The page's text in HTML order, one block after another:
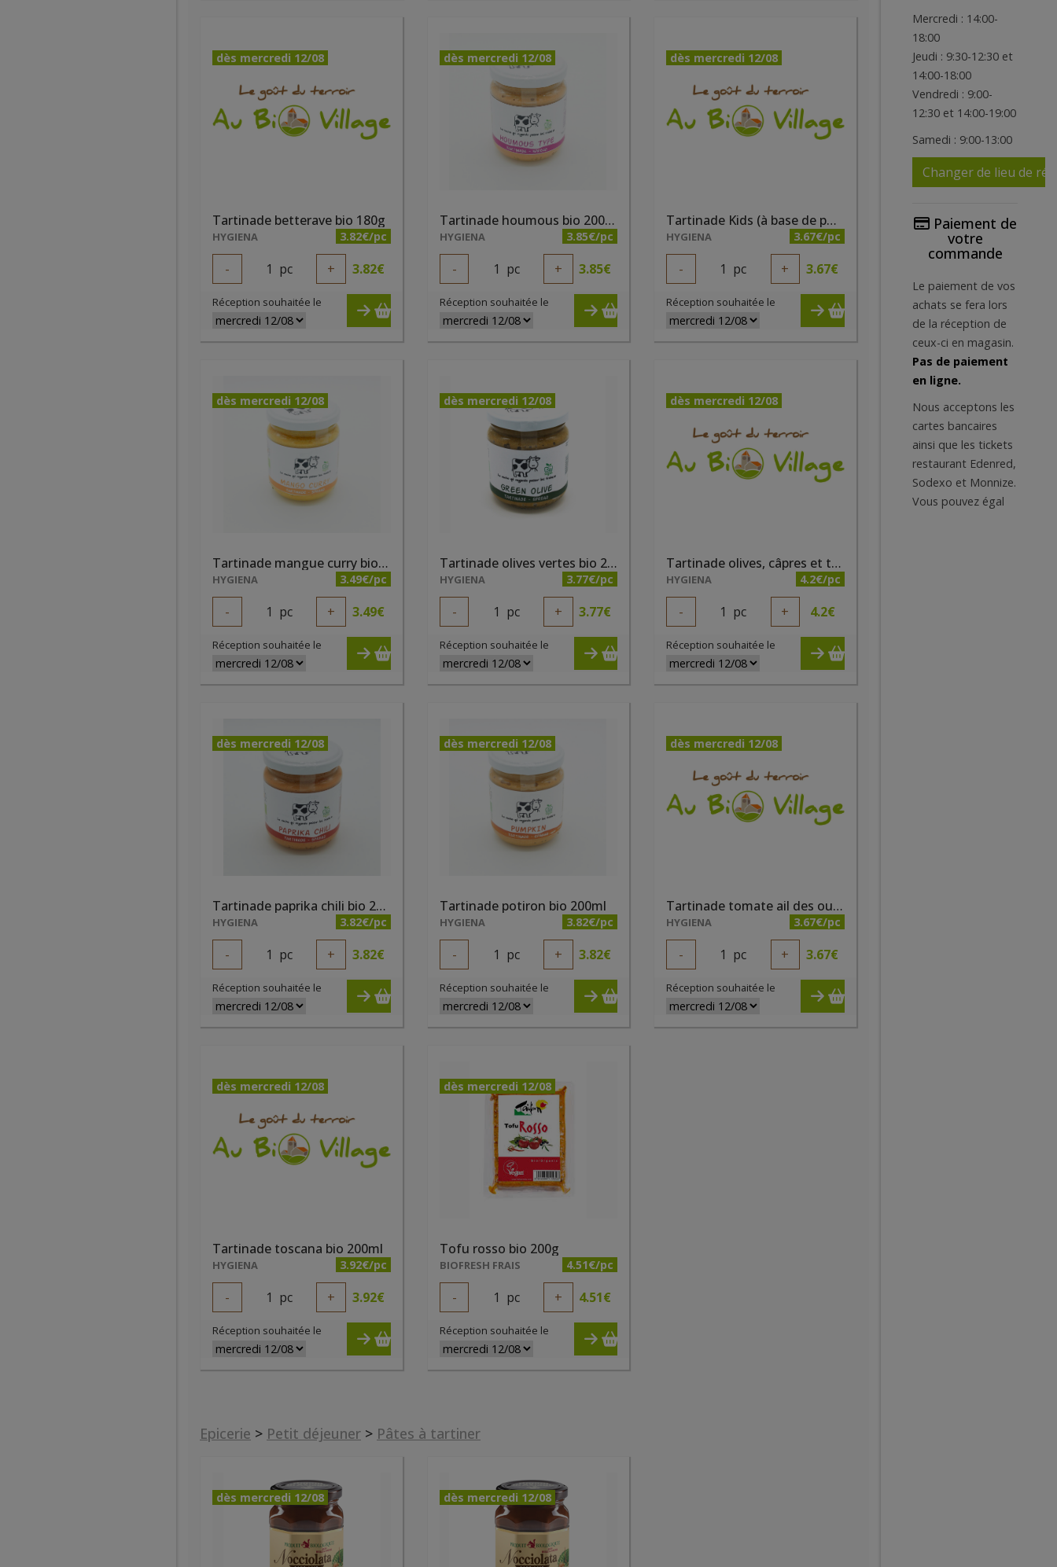
dès mercredi 12/08
Tartinade betterave bio 180g
HYGIENA 3.82€/pc
- 1 pc + 3.82€
Réception souhaitée le
dès mercredi 12/08
Tartinade houmous bio 200ml
HYGIENA 3.85€/pc
- 1 pc + 3.85€
Réception souhaitée le
dès mercredi 12/08
Tartinade Kids (à base de pomme, carotte et tomate) bio 190 g
HYGIENA 3.67€/pc
- 1 pc + 3.67€
Réception souhaitée le
dès mercredi 12/08
Tartinade mangue curry bio 180g
HYGIENA 3.49€/pc
- 1 pc + 3.49€
Réception souhaitée le
dès mercredi 12/08
Tartinade olives vertes bio 200ml
HYGIENA 3.77€/pc
- 1 pc + 3.77€
Réception souhaitée le
dès mercredi 12/08
Tartinade olives, câpres et tomates bio 200ml
HYGIENA 4.2€/pc
- 1 pc + 4.2€
Réception souhaitée le
dès mercredi 12/08
Tartinade paprika chili bio 200ml
HYGIENA 3.82€/pc
- 1 pc + 3.82€
Réception souhaitée le
dès mercredi 12/08
Tartinade potiron bio 200ml
HYGIENA 3.82€/pc
- 1 pc + 3.82€
Réception souhaitée le
dès mercredi 12/08
Tartinade tomate ail des ours bio 200 ml
HYGIENA 3.67€/pc
- 1 pc + 3.67€
Réception souhaitée le
dès mercredi 12/08
Tartinade toscana bio 200ml
HYGIENA 3.92€/pc
- 1 pc + 3.92€
Réception souhaitée le
dès mercredi 12/08
Tofu rosso bio 200g
BIOFRESH FRAIS 4.51€/pc
- 1 pc + 4.51€
Réception souhaitée le
Epicerie > Petit déjeuner > Pâtes à tartiner
dès mercredi 12/08 dès mercredi 12/08
Mercredi : 14:00-
18:00
Jeudi : 9:30-12:30 et
14:00-18:00
Vendredi : 9:00-
12:30 et 14:00-19:00
Samedi : 9:00-13:00
Changer de lieu de
Paiement de
votre
commande
Le paiement de vos
achats se fera lors
de la réception de
ceux-ci en magasin.
Pas de paiement
en ligne.
Nous acceptons les
cartes bancaires
ainsi que les tickets
restaurant Edenred,
Sodexo et Monnize.
Vous pouvez égal